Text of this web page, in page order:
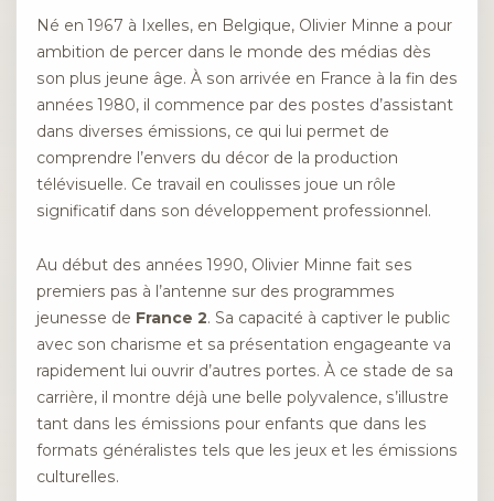
Né en 1967 à Ixelles, en Belgique, Olivier Minne a pour
ambition de percer dans le monde des médias dès
son plus jeune âge. À son arrivée en France à la fin des
années 1980, il commence par des postes d’assistant
dans diverses émissions, ce qui lui permet de
comprendre l’envers du décor de la production
télévisuelle. Ce travail en coulisses joue un rôle
significatif dans son développement professionnel.
Au début des années 1990, Olivier Minne fait ses
premiers pas à l’antenne sur des programmes
jeunesse de France 2. Sa capacité à captiver le public
avec son charisme et sa présentation engageante va
rapidement lui ouvrir d’autres portes. À ce stade de sa
carrière, il montre déjà une belle polyvalence, s’illustre
tant dans les émissions pour enfants que dans les
formats généralistes tels que les jeux et les émissions
culturelles.